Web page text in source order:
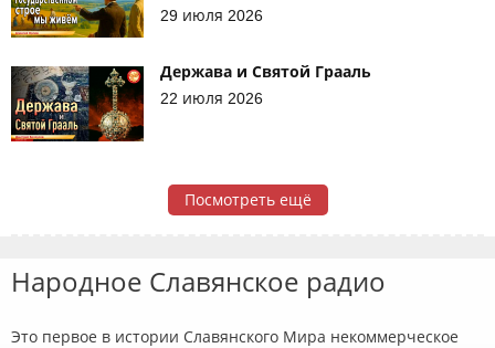
29 июля 2026
Держава и Святой Грааль
22 июля 2026
Посмотреть ещё
Народное Славянское радио
Это первое в истории Славянского Мира некоммерческое